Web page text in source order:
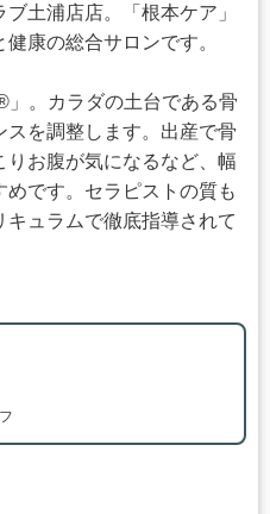
土浦店店。「根本ケア」
康の総合サロンです。
」。カラダの土台である骨
を調整します。出産で骨
お腹が気になるなど、幅
です。セラピストの質も
ュラムで徹底指導されて